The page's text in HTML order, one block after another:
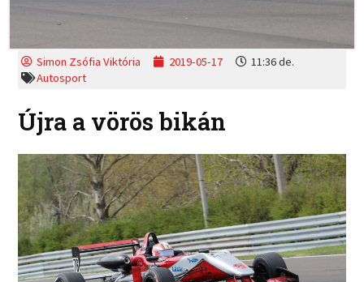
Simon Zsófia Viktória 2019-05-17
11:36 de.
Autosport
Újra a vörös bikán